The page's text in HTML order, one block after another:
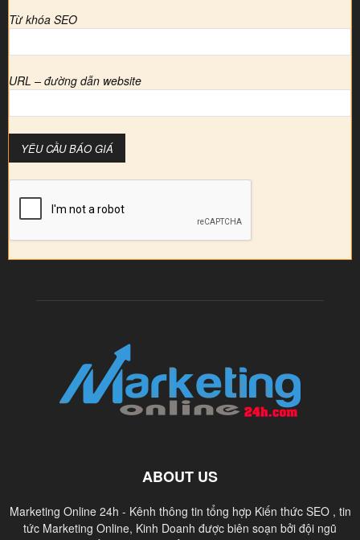
Từ khóa SEO
URL – đường dẫn website
ABOUT US
Marketing Online 24h - Kênh thông tin tổng hợp Kiến thức SEO , tin
tức Marketing Online, Kinh Doanh được biên soạn bởi đội ngũ